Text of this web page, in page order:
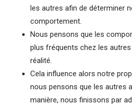
les autres afin de déterminer
comportement.
Nous pensons que les
plus fréquents chez les autres
réalité.
Cela influence alors notre
nous pensons que les autres
manière, nous finissons par